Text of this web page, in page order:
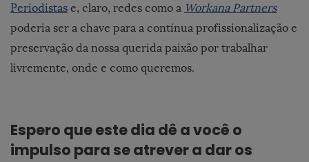
Periodistas e, claro, redes como a Workana Partners
poderia ser a chave para a contínua profissionalização e
preservação da nossa querida paixão por trabalhar
livremente, onde e como queremos.
Espero que este dia dê a você o
impulso para se atrever a dar os